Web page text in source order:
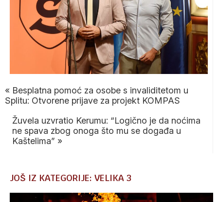
« Besplatna pomoć za osobe s invaliditetom u
Splitu: Otvorene prijave za projekt KOMPAS
Žuvela uzvratio Kerumu: “Logično je da noćima
ne spava zbog onoga što mu se događa u
Kaštelima” »
JOŠ IZ KATEGORIJE: VELIKA 3